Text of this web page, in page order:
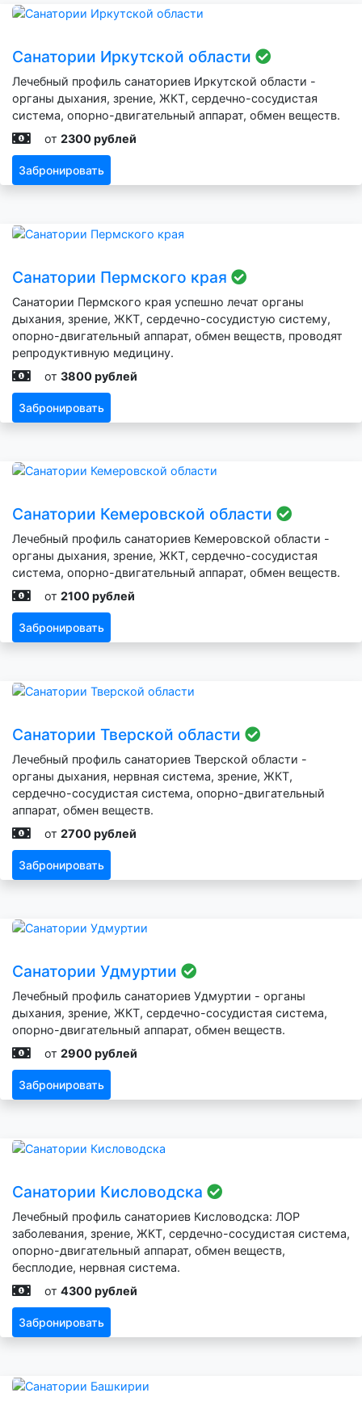
Санатории Иркутской области
Лечебный профиль санаториев Иркутской области -
органы дыхания, зрение, ЖКТ, сердечно-сосудистая
система, опорно-двигательный аппарат, обмен веществ.
от 2300 рублей
Забронировать
Санатории Пермского края
Санатории Пермского края успешно лечат органы
дыхания, зрение, ЖКТ, сердечно-сосудистую систему,
опорно-двигательный аппарат, обмен веществ, проводят
репродуктивную медицину.
от 3800 рублей
Забронировать
Санатории Кемеровской области
Лечебный профиль санаториев Кемеровской области -
органы дыхания, зрение, ЖКТ, сердечно-сосудистая
система, опорно-двигательный аппарат, обмен веществ.
от 2100 рублей
Забронировать
Санатории Тверской области
Лечебный профиль санаториев Тверской области -
органы дыхания, нервная система, зрение, ЖКТ,
сердечно-сосудистая система, опорно-двигательный
аппарат, обмен веществ.
от 2700 рублей
Забронировать
Санатории Удмуртии
Лечебный профиль санаториев Удмуртии - органы
дыхания, зрение, ЖКТ, сердечно-сосудистая система,
опорно-двигательный аппарат, обмен веществ.
от 2900 рублей
Забронировать
Санатории Кисловодска
Лечебный профиль санаториев Кисловодска: ЛОР
заболевания, зрение, ЖКТ, сердечно-сосудистая система,
опорно-двигательный аппарат, обмен веществ,
бесплодие, нервная система.
от 4300 рублей
Забронировать